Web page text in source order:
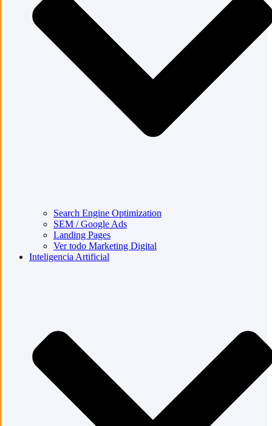
Search Engine Optimization
SEM / Google Ads
Landing Pages
Ver todo Marketing Digital
Inteligencia Artificial